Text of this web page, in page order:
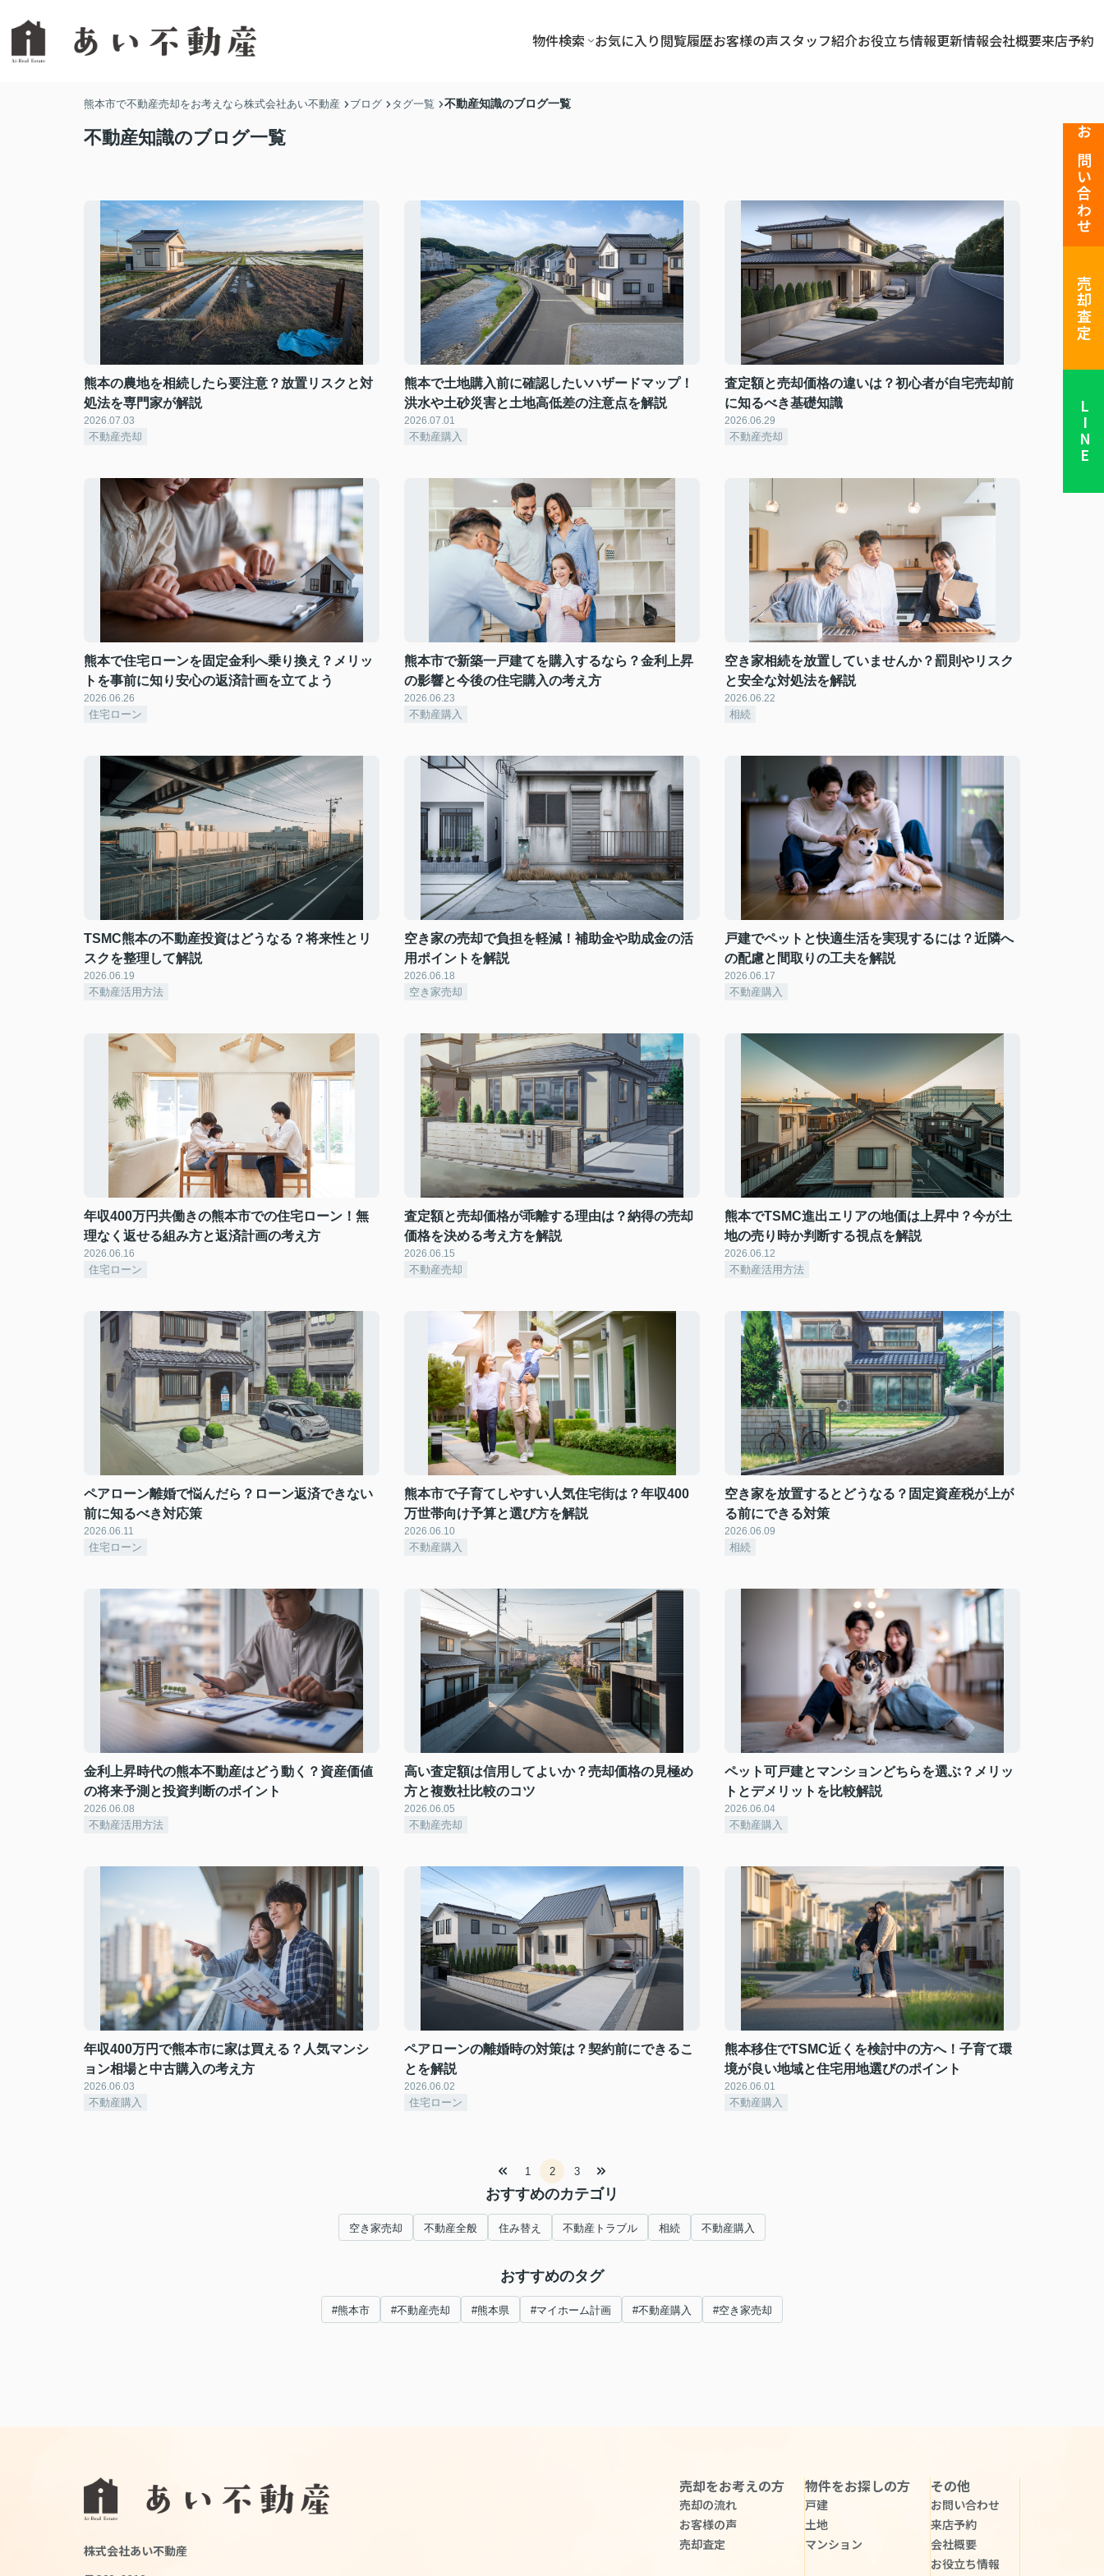
物件検索 お気に入り閲覧履歴お客様の声スタッフ紹介お役立ち情報更新情報会社概要来店予約
お問い合わせ
売却査定
LINE
熊本市で不動産売却をお考えなら株式会社あい不動産 ブログ タグ一覧 不動産知識のブログ一覧
不動産知識のブログ一覧
熊本の農地を相続したら要注意？放置リスクと対
処法を専門家が解説
2026.07.03
不動産売却
熊本で土地購入前に確認したいハザードマップ！
洪水や土砂災害と土地高低差の注意点を解説
2026.07.01
不動産購入
査定額と売却価格の違いは？初心者が自宅売却前
に知るべき基礎知識
2026.06.29
不動産売却
熊本で住宅ローンを固定金利へ乗り換え？メリッ
トを事前に知り安心の返済計画を立てよう
2026.06.26
住宅ローン
熊本市で新築一戸建てを購入するなら？金利上昇
の影響と今後の住宅購入の考え方
2026.06.23
不動産購入
空き家相続を放置していませんか？罰則やリスク
と安全な対処法を解説
2026.06.22
相続
TSMC熊本の不動産投資はどうなる？将来性とリ
スクを整理して解説
2026.06.19
不動産活用方法
空き家の売却で負担を軽減！補助金や助成金の活
用ポイントを解説
2026.06.18
空き家売却
戸建でペットと快適生活を実現するには？近隣へ
の配慮と間取りの工夫を解説
2026.06.17
不動産購入
年収400万円共働きの熊本市での住宅ローン！無
理なく返せる組み方と返済計画の考え方
2026.06.16
住宅ローン
査定額と売却価格が乖離する理由は？納得の売却
価格を決める考え方を解説
2026.06.15
不動産売却
熊本でTSMC進出エリアの地価は上昇中？今が土
地の売り時か判断する視点を解説
2026.06.12
不動産活用方法
ペアローン離婚で悩んだら？ローン返済できない
前に知るべき対応策
2026.06.11
住宅ローン
熊本市で子育てしやすい人気住宅街は？年収400
万世帯向け予算と選び方を解説
2026.06.10
不動産購入
空き家を放置するとどうなる？固定資産税が上が
る前にできる対策
2026.06.09
相続
金利上昇時代の熊本不動産はどう動く？資産価値
の将来予測と投資判断のポイント
2026.06.08
不動産活用方法
高い査定額は信用してよいか？売却価格の見極め
方と複数社比較のコツ
2026.06.05
不動産売却
ペット可戸建とマンションどちらを選ぶ？メリッ
トとデメリットを比較解説
2026.06.04
不動産購入
年収400万円で熊本市に家は買える？人気マンシ
ョン相場と中古購入の考え方
2026.06.03
不動産購入
ペアローンの離婚時の対策は？契約前にできるこ
とを解説
2026.06.02
住宅ローン
熊本移住でTSMC近くを検討中の方へ！子育て環
境が良い地域と住宅用地選びのポイント
2026.06.01
不動産購入
1 2 3
おすすめのカテゴリ
空き家売却 不動産全般 住み替え 不動産トラブル 相続 不動産購入
おすすめのタグ
#熊本市 #不動産売却 #熊本県 #マイホーム計画 #不動産購入 #空き家売却
株式会社あい不動産
売却をお考えの方
売却の流れ
お客様の声
売却査定
物件をお探しの方
戸建
土地
マンション
その他
お問い合わせ
来店予約
会社概要
お役立ち情報